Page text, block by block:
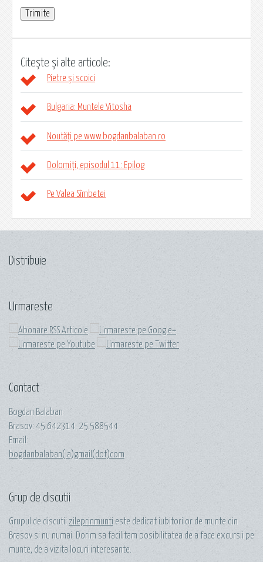
Citește și alte articole:
Pietre și scoici
Bulgaria: Muntele Vitosha
Noutăți pe www.bogdanbalaban.ro
Dolomiți, episodul 11: Epilog
Pe Valea Sîmbetei
Distribuie
Urmareste
Contact
Bogdan Balaban
Brasov: 45.642314; 25.588544
Email:
bogdanbalaban(la)gmail(dot)com
Grup de discutii
Grupul de discutiizileprinmunti este dedicat iubitorilor de munte din
Brasov si nu numai. Dorim sa facilitam posibilitatea de a face excursii pe
munte, de a vizita locuri interesante.